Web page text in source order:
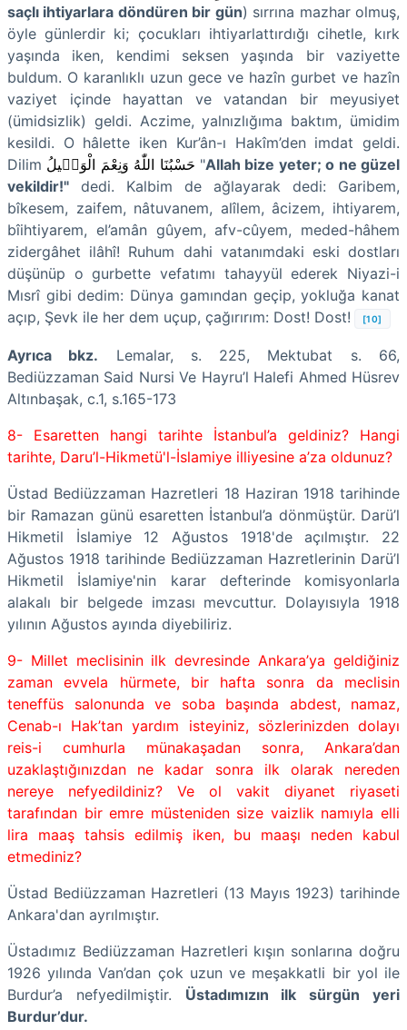
saçlı ihtiyarlara döndüren bir gün) sırrına mazhar olmuş,
öyle günlerdir ki; çocukları ihtiyarlattırdığı cihetle, kırk
yaşında iken, kendimi seksen yaşında bir vaziyette
buldum. O karanlıklı uzun gece ve hazîn gurbet ve hazîn
vaziyet içinde hayattan ve vatandan bir meyusiyet
(ümidsizlik) geldi. Aczime, yalnızlığıma baktım, ümidim
kesildi. O hâlette iken Kur’ân-ı Hakîm’den imdat geldi.
Dilim حَسْبُنَا اللّٰهُ وَنِعْمَ الْوَكٖيلُ "Allah bize yeter; o ne güzel
vekildir!" dedi. Kalbim de ağlayarak dedi: Garibem,
bîkesem, zaifem, nâtuvanem, alîlem, âcizem, ihtiyarem,
bîihtiyarem, el’amân gûyem, afv-cûyem, meded-hâhem
zidergâhet ilâhî! Ruhum dahi vatanımdaki eski dostları
düşünüp o gurbette vefatımı tahayyül ederek Niyazi-i
Mısrî gibi dedim: Dünya gamından geçip, yokluğa kanat
açıp, Şevk ile her dem uçup, çağırırım: Dost! Dost!
[10]
Ayrıca bkz. Lemalar, s. 225, Mektubat s. 66,
Bediüzzaman Said Nursi Ve Hayru’l Halefi Ahmed Hüsrev
Altınbaşak, c.1, s.165-173
8- Esaretten hangi tarihte İstanbul’a geldiniz? Hangi
tarihte, Daru’l-Hikmetü'l-İslamiye illiyesine a’za oldunuz?
Üstad Bediüzzaman Hazretleri 18 Haziran 1918 tarihinde
bir Ramazan günü esaretten İstanbul’a dönmüştür. Darü’l
Hikmetil İslamiye 12 Ağustos 1918'de açılmıştır. 22
Ağustos 1918 tarihinde Bediüzzaman Hazretlerinin Darü’l
Hikmetil İslamiye'nin karar defterinde komisyonlarla
alakalı bir belgede imzası mevcuttur. Dolayısıyla 1918
yılının Ağustos ayında diyebiliriz.
9- Millet meclisinin ilk devresinde Ankara’ya geldiğiniz
zaman evvela hürmete, bir hafta sonra da meclisin
teneffüs salonunda ve soba başında abdest, namaz,
Cenab-ı Hak’tan yardım isteyiniz, sözlerinizden dolayı
reis-i cumhurla münakaşadan sonra, Ankara’dan
uzaklaştığınızdan ne kadar sonra ilk olarak nereden
nereye nefyedildiniz? Ve ol vakit diyanet riyaseti
tarafından bir emre müsteniden size vaizlik namıyla elli
lira maaş tahsis edilmiş iken, bu maaşı neden kabul
etmediniz?
Üstad Bediüzzaman Hazretleri (13 Mayıs 1923) tarihinde
Ankara'dan ayrılmıştır.
Üstadımız Bediüzzaman Hazretleri kışın sonlarına doğru
1926 yılında Van’dan çok uzun ve meşakkatli bir yol ile
Burdur’a nefyedilmiştir. Üstadımızın ilk sürgün yeri
Burdur’dur.